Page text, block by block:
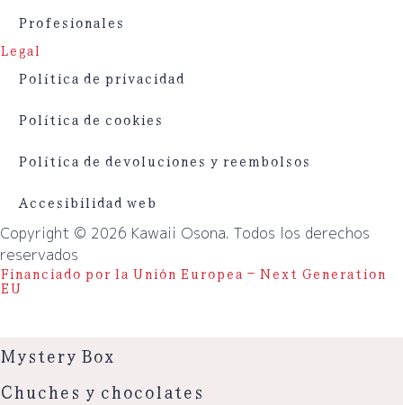
Profesionales
Legal
Política de privacidad
Política de cookies
Política de devoluciones y reembolsos
Accesibilidad web
Copyright © 2026 Kawaii Osona. Todos los derechos
reservados
Financiado por la Unión Europea – Next Generation
EU
Mystery Box
Chuches y chocolates